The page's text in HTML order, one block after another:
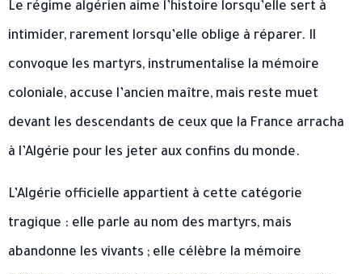
Le régime algérien aime l’histoire lorsqu’elle sert à
intimider, rarement lorsqu’elle oblige à réparer. Il
convoque les martyrs, instrumentalise la mémoire
coloniale, accuse l’ancien maître, mais reste muet
devant les descendants de ceux que la France arracha
à l’Algérie pour les jeter aux confins du monde.
L’Algérie officielle appartient à cette catégorie
tragique : elle parle au nom des martyrs, mais
abandonne les vivants ; elle célèbre la mémoire